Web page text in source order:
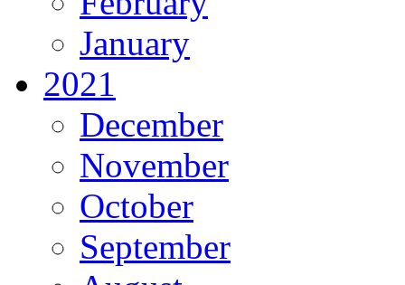
January
2021
December
November
October
September